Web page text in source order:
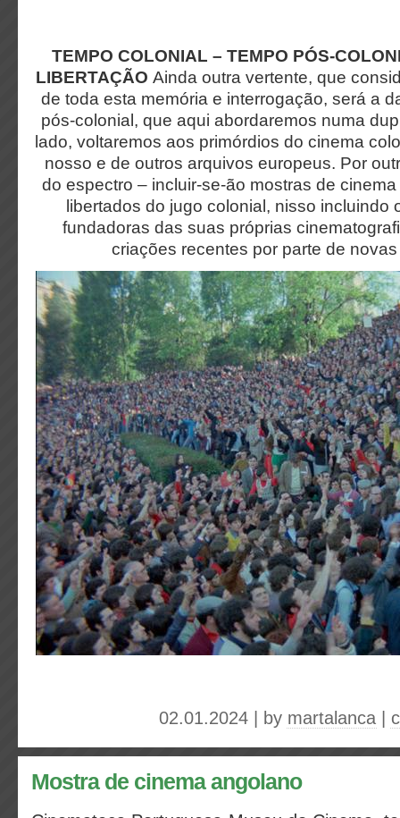
TEMPO COLONIAL – TEMPO PÓS-
LIBERTAÇÃO Ainda outra vertente, que
de toda esta memória e interrogação, será a
pós-colonial, que aqui abordaremos numa
lado, voltaremos aos primórdios do cinema
nosso e de outros arquivos europeus. Por
do espectro – incluir-se-ão mostras de
libertados do jugo colonial, nisso incluindo
fundadoras das suas próprias
criações recentes por parte de
02.01.2024 | by martalanca
Mostra de cinema angolano